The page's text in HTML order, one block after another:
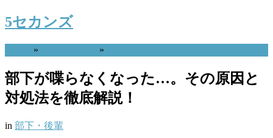
5セカンズ
» »
部下が喋らなくなった…。その原因と
対処法を徹底解説！
in 部下・後輩